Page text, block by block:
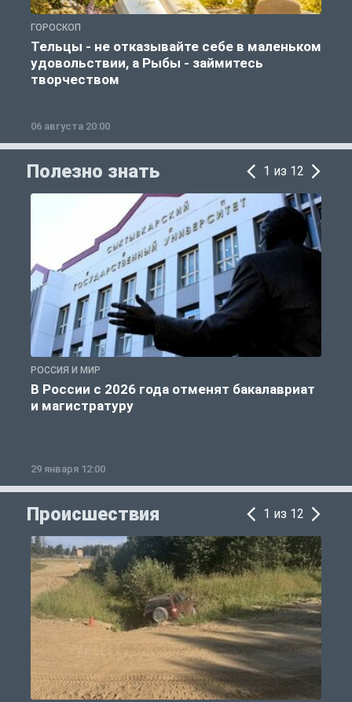
ГОРОСКОП
Тельцы - не отказывайте себе в маленьком
удовольствии, а Рыбы - займитесь
творчеством
06 августа 20:00
Полезно знать 1 из 12
РОССИЯ И МИР
В России с 2026 года отменят бакалавриат
и магистратуру
29 января 12:00
Происшествия 1 из 12